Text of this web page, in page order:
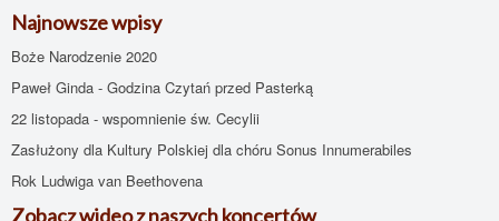
Najnowsze wpisy
Boże Narodzenie 2020
Paweł Ginda - Godzina Czytań przed Pasterką
22 listopada - wspomnienie św. Cecylii
Zasłużony dla Kultury Polskiej dla chóru Sonus Innumerabiles
Rok Ludwiga van Beethovena
Zobacz wideo z naszych koncertów